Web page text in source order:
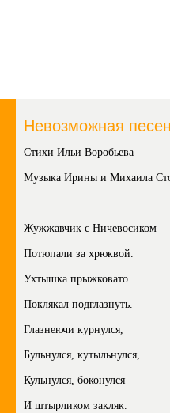
Невозможная
Стихи Ильи Воробьева
Музыка Ирины и Михаила
Жужжавчик с Ничевосиком
Потюпали за хрюквой.
Ухтышка прыжковато
Поклякал подглазнуть.
Глазнеючи курнулся,
Бульнулся, кутыльнулся,
Кульнулся, боконулся
И штырликом закляк.